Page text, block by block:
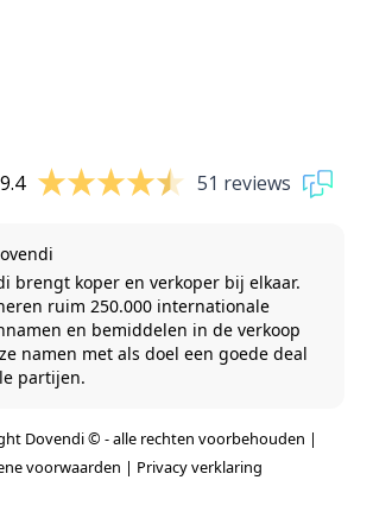
9.4 51 reviews
brengt koper en verkoper bij elkaar.
ruim 250.000 internationale
en bemiddelen in de verkoop
namen met als doel een goede deal
partijen.
Dovendi © - alle rechten voorbehouden |
voorwaarden | Privacy verklaring